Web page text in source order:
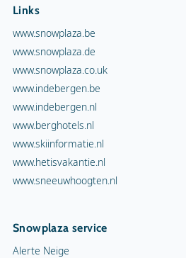
Links
www.snowplaza.be
www.snowplaza.de
www.snowplaza.co.uk
www.indebergen.be
www.indebergen.nl
www.berghotels.nl
www.skiinformatie.nl
www.hetisvakantie.nl
www.sneeuwhoogten.nl
Snowplaza service
Alerte Neige